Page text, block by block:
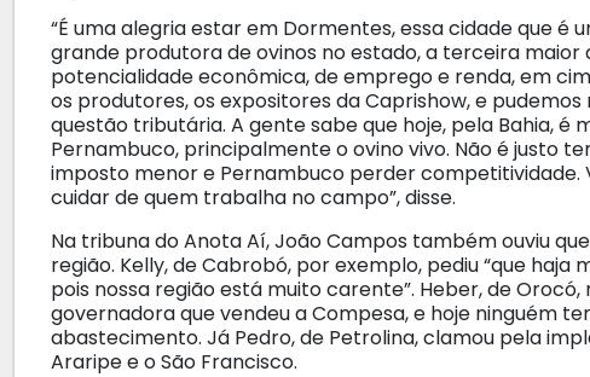
“É uma alegria estar em Dormentes, essa cidade que é
grande produtora de ovinos no estado, a terceira maior
potencialidade econômica, de emprego e renda, em
os produtores, os expositores da Caprishow, e
questão tributária. A gente sabe que hoje, pela Bahia,
Pernambuco, principalmente o ovino vivo. Não é justo
imposto menor e Pernambuco perder competitividade.
cuidar de quem trabalha no campo”, disse.
Na tribuna do Anota Aí, João Campos também ouviu
região. Kelly, de Cabrobó, por exemplo, pediu “que haja
pois nossa região está muito carente”. Heber, de
governadora que vendeu a Compesa, e hoje ninguém
abastecimento. Já Pedro, de Petrolina, clamou pela
Araripe e o São Francisco.